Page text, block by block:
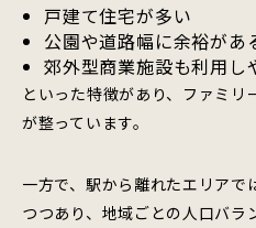
戸建て住宅が多い
公園や道路幅に余裕があ
郊外型商業施設も利用し
といった特徴があり、ファミリ
が整っています。
一方で、駅から離れたエリア
つつあり、地域ごとの人口バラ